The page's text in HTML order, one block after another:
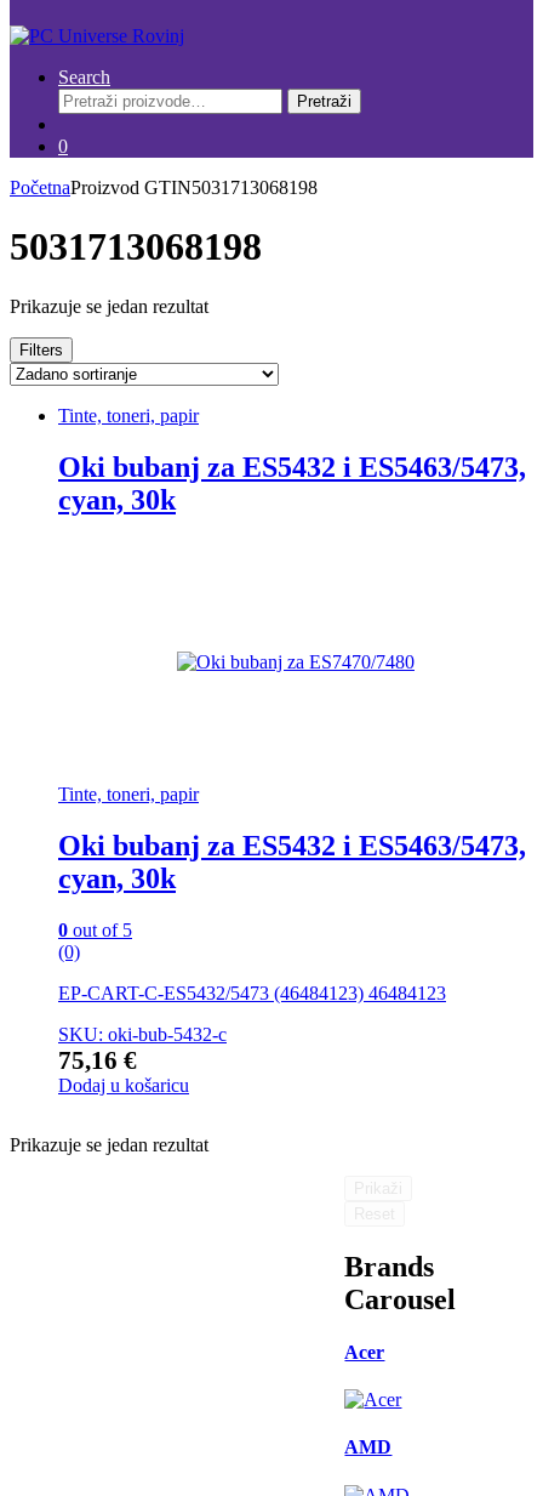
Search
Pretraži:
Pretraži
0
PočetnaProizvod GTIN5031713068198
5031713068198
Prikazuje se jedan rezultat
Filters
Tinte, toneri, papir
Oki bubanj za ES5432 i ES5463/5473,
cyan, 30k
Tinte, toneri, papir
Oki bubanj za ES5432 i ES5463/5473,
cyan, 30k
0 out of 5
(0)
EP-CART-C-ES5432/5473 (46484123) 46484123
SKU: oki-bub-5432-c
75,16 €
Dodaj u košaricu
Prikazuje se jedan rezultat
Brands
Carousel
Acer
AMD